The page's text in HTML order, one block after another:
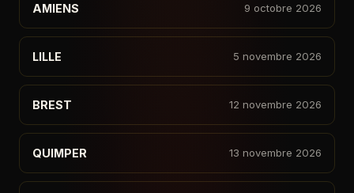
AMIENS 9 octobre 2026
LILLE 5 novembre 2026
BREST 12 novembre 2026
QUIMPER 13 novembre 2026